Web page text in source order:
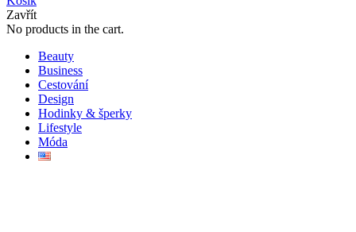
Zavřít
No products in the cart.
Beauty
Business
Cestování
Design
Hodinky & šperky
Lifestyle
Móda